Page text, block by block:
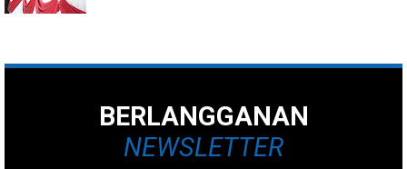
BERLANGGANAN
NEWSLETTER